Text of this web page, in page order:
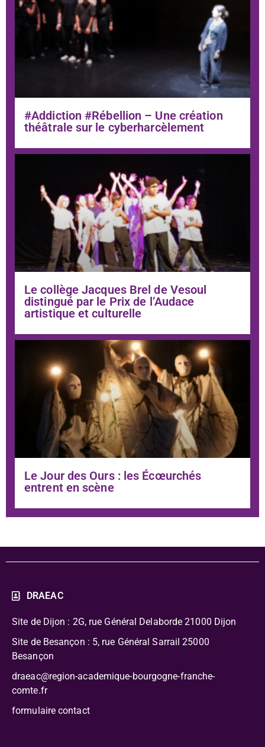
#Addiction #Rébellion – Une création
théâtrale sur le cyberharcèlement
Le collège Jacques Brel de Vesoul
distingué par le Prix de l’Audace
artistique et culturelle
Le Jour des Ours : les Écœurchés
entrent en scène
DRAEAC
Site de Dijon : 2G, rue Général Delaborde 21000 Dijon
Site de Besançon : 5, rue Général Sarrail 25000
Besançon
draeac@region-academique-bourgogne-franche-
comte.fr
formulaire contact